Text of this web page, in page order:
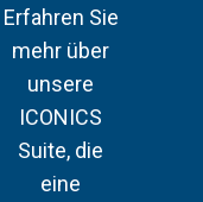
Erfahren Sie
mehr über
unsere
ICONICS
Suite, die
eine